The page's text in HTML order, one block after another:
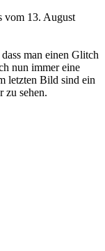
vom 13. August
man einen Glitch
nun immer eine
letzten Bild sind ein
zu sehen.